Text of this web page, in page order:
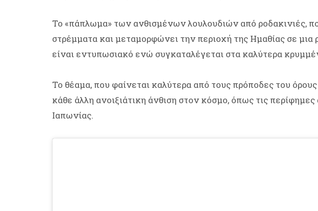
Το «πάπλωμα» των ανθισμένων λουλουδιών από ροδακινιές,
στρέμματα και μεταμορφώνει την περιοχή της Ημαθίας σε
είναι εντυπωσιακό ενώ συγκαταλέγεται στα καλύτερα
Το θέαμα, που φαίνεται καλύτερα από τους πρόποδες του
κάθε άλλη ανοιξιάτικη άνθιση στον κόσμο, όπως τις
Ιαπωνίας.